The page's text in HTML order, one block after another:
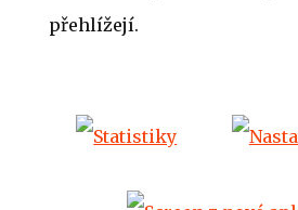
přehlížejí.